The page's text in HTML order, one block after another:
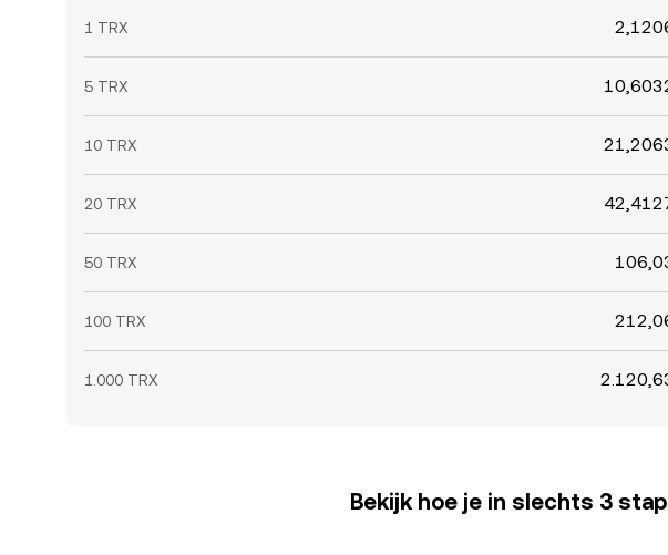
1 TRX
5 TRX
10 TRX
20 TRX
50 TRX
100 TRX
1.000 TRX
Bekijk hoe je in slechts 3